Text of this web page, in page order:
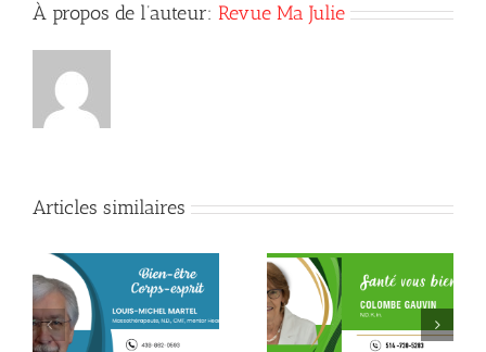
À propos de l’auteur: Revue Ma Julie
Articles similaires
Ne rien faire quelques
Une peau en santé en